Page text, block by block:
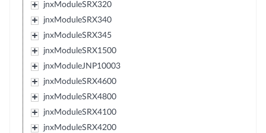
jnxModuleSRX320
jnxModuleSRX340
jnxModuleSRX345
jnxModuleSRX1500
jnxModuleJNP10003
jnxModuleSRX4600
jnxModuleSRX4800
jnxModuleSRX4100
jnxModuleSRX4200